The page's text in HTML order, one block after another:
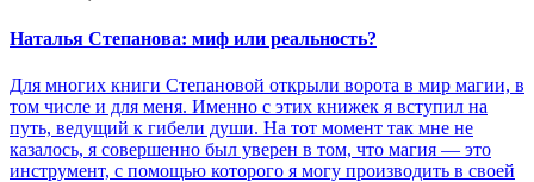
Наталья Степанова: миф или реальность?
Для многих книги Степановой открыли ворота в мир магии, в
том числе и для меня. Именно с этих книжек я вступил на
путь, ведущий к гибели души. На тот момент так мне не
казалось, я совершенно был уверен в том, что магия — это
инструмент, с помощью которого я могу производить в своей